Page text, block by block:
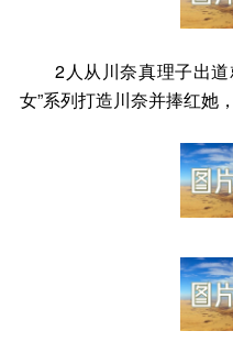
2人从川奈真理子出
女”系列打造川奈并捧红她